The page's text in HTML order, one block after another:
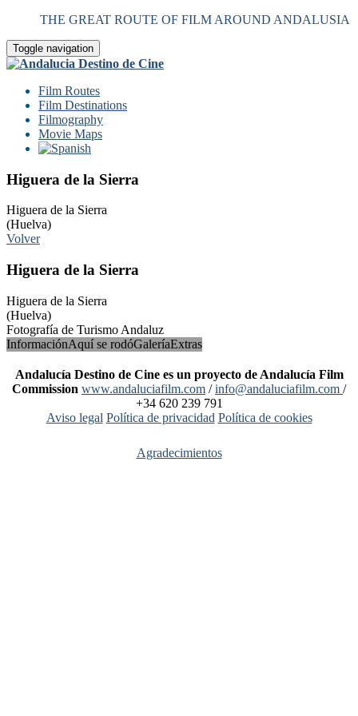
THE GREAT ROUTE OF FILM AROUND ANDALUSIA
Toggle navigation
Film Routes
Film Destinations
Filmography
Movie Maps
Higuera de la Sierra
Higuera de la Sierra
(Huelva)
Volver
Higuera de la Sierra
Higuera de la Sierra
(Huelva)
Fotografía de Turismo Andaluz
InformaciónAquí se rodóGaleríaExtras
Andalucía Destino de Cine es un proyecto de Andalucía Film
Commission www.andaluciafilm.com /info@andaluciafilm.com /
+34 620 239 791
Aviso legal Política de privacidad Política de cookies
Agradecimientos